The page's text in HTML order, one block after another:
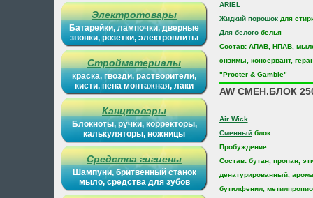
Электротовары
Батарейки, лампочки, дверные
звонки, розетки, электроплиты
Стройматериалы
краска, гвозди, растворители,
кисти, пена монтажная, лаки
Канцтовары
Блокноты, ручки, корректоры,
калькуляторы, ножницы
Средства гигиены
Шампуни, бритвенный станок
мыло, средства для зубов
ARIEL
Жидкий порошокдля
Для белогобелья
Состав: АПАВ, НПАВ,
энзимы, консервант,
"Procter & Gamble"
AW СМЕН.БЛОК
Air Wick
Сменныйблок
Пробуждение
Состав: бутан, пропан,
денатурированный,
бутилфенил,